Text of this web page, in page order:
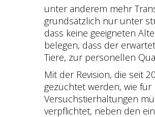
unter anderem mehr
grundsätzlich nur unter
dass keine geeigneten
belegen, dass der
Tiere, zur personellen
Mit der Revision, die seit
gezüchtet werden, wie
Versuchstierhaltungen
verpflichtet, neben den